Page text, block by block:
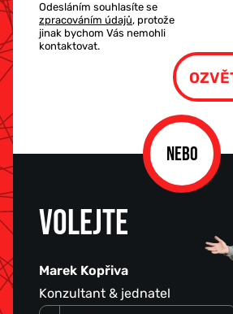
Odesláním souhlasíte se
zpracováním údajů, protože
jinak bychom Vás nemohli
kontaktovat.
NEBO
VOLEJTE
Marek Kopřiva
Konzultant & jednatel